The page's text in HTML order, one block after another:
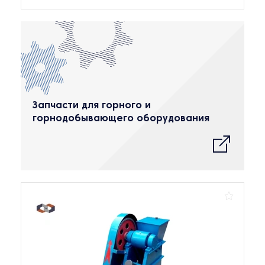
Запчасти для горного и
горнодобывающего оборудования